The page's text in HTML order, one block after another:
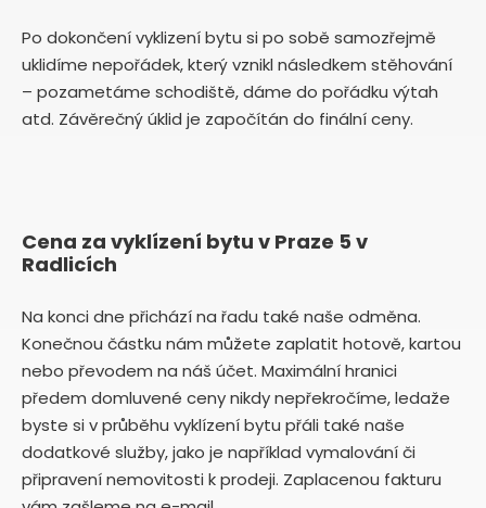
Po dokončení vyklizení bytu si po sobě samozřejmě
uklidíme nepořádek, který vznikl následkem stěhování
– pozametáme schodiště, dáme do pořádku výtah
atd. Závěrečný úklid je započítán do finální ceny.
Cena za vyklízení bytu v Praze 5 v
Radlicích
Na konci dne přichází na řadu také naše odměna.
Konečnou částku nám můžete zaplatit hotově, kartou
nebo převodem na náš účet. Maximální hranici
předem domluvené ceny nikdy nepřekročíme, ledaže
byste si v průběhu vyklízení bytu přáli také naše
dodatkové služby, jako je například vymalování či
připravení nemovitosti k prodeji. Zaplacenou fakturu